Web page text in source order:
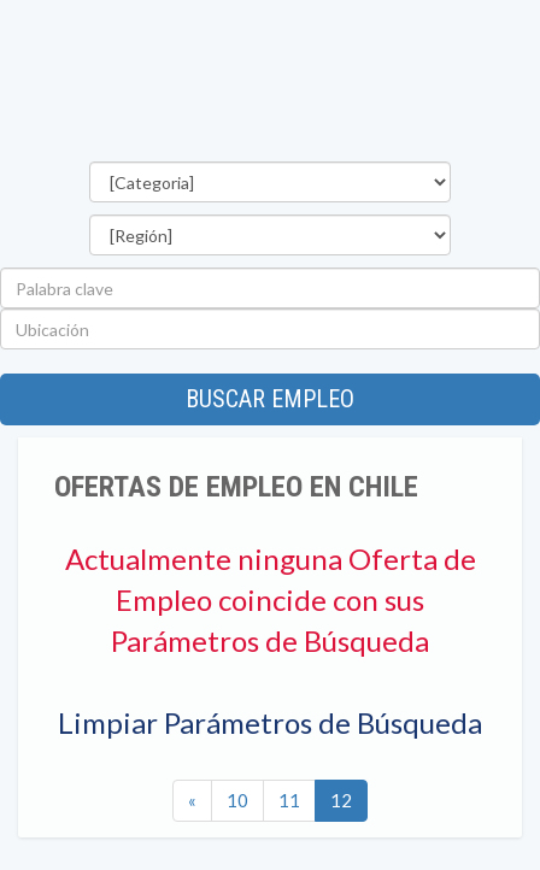
BUSCAR EMPLEO
OFERTAS DE EMPLEO EN CHILE
Actualmente ninguna Oferta de
Empleo coincide con sus
Parámetros de Búsqueda
Limpiar Parámetros de Búsqueda
« 10 11 12